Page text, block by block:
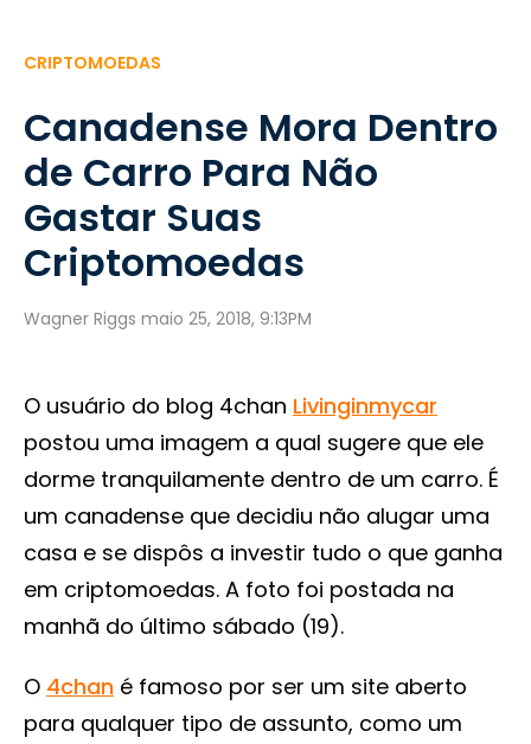
CRIPTOMOEDAS
Canadense Mora Dentro
de Carro Para Não
Gastar Suas
Criptomoedas
Wagner Riggs maio 25, 2018, 9:13PM
O usuário do blog 4chan Livinginmycar
postou uma imagem a qual sugere que ele
dorme tranquilamente dentro de um carro. É
um canadense que decidiu não alugar uma
casa e se dispôs a investir tudo o que ganha
em criptomoedas. A foto foi postada na
manhã do último sábado (19).
O 4chan é famoso por ser um site aberto
para qualquer tipo de assunto, como um